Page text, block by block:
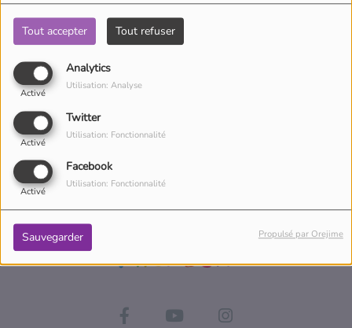
Tout accepter Tout refuser
Analytics
Activé
Utilisation: Analyse
Twitter
Activé
Utilisation: Fonctionnalité
Facebook
Activé
Utilisation: Fonctionnalité
Sauvegarder Propulsé par Orejime
Tu veux voyager ou rencontrer des animaux ? C'est possible avec
Didou et Yoko. Avec eux, tu vas apprendre à dessiner et colorier
tout ce que tu veux ! Ton imagination est la seule limite !